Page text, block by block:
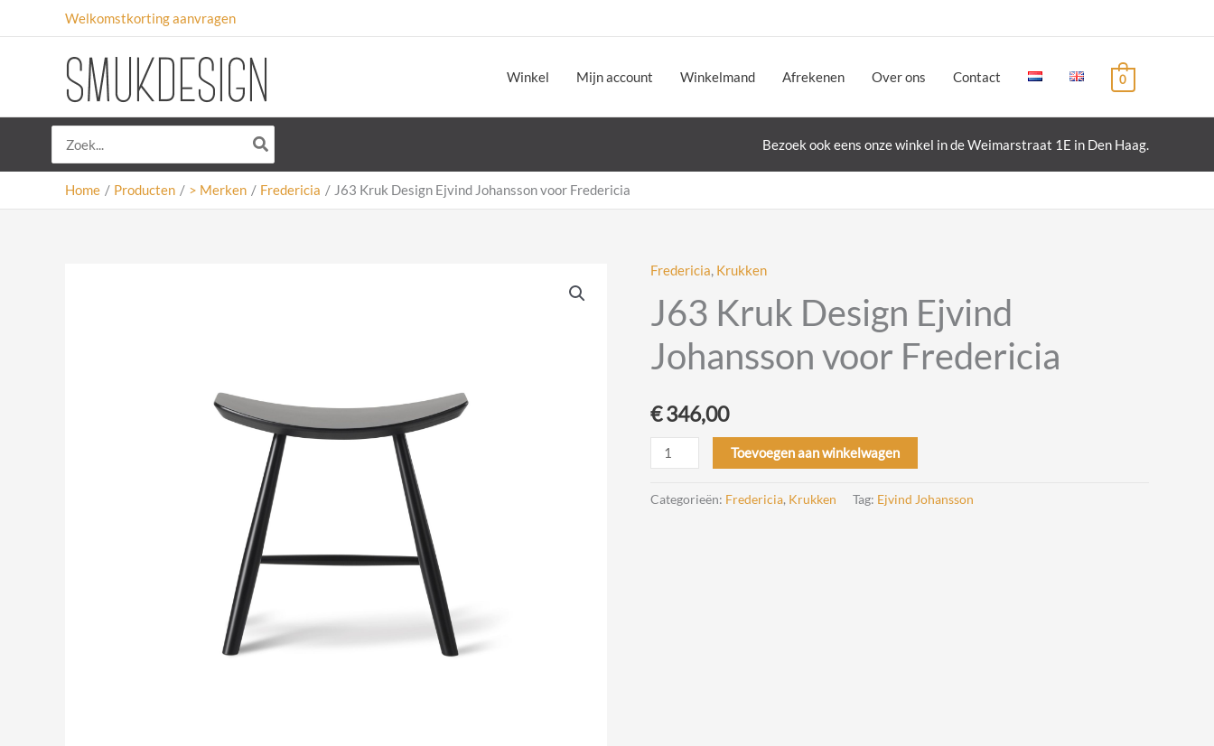
naar
Welkomstkorting aanvragen
Winkel Mijn account Winkelmand Afrekenen Over ons Contact 0
naar:
Bezoek ook eens onze winkel in de Weimarstraat 1E in Den Haag.
Home Producten > Merken Fredericia J63 Kruk Design Ejvind Johansson voor Fredericia
Fredericia, Krukken
J63 Kruk Design Ejvind
Johansson voor Fredericia
€346,00
J63
Kruk
Design
Toevoegen aan winkelwagen
Categorieën: Fredericia, Krukken Tag: Ejvind Johansson